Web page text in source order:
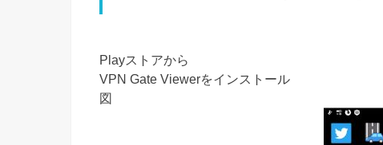
Playストアから
VPN Gate Viewerをインストール
図